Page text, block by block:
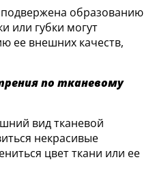
образованию
или губки могут
ее внешних качеств,
по тканевому
вид тканевой
некрасивые
цвет ткани или ее